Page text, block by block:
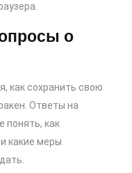
о
как сохранить свою
Ответы на
понять, как
какие меры